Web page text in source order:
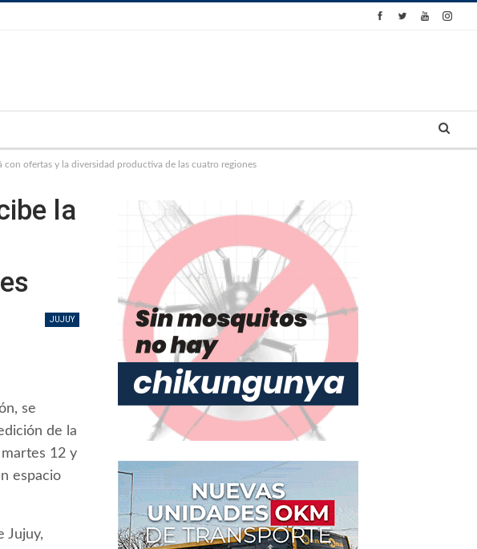
con ofertas y la diversidad productiva de las cuatro regiones
la
JUJUY
se
de la
12 y
espacio
Jujuy,